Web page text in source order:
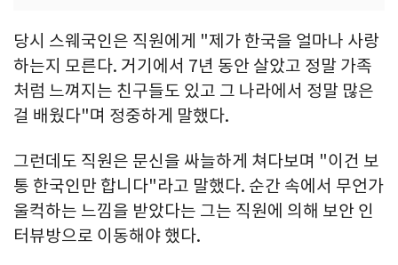
당시 스웨국인은 직원에게 "제가 한국을 얼마나 사랑
하는지 모른다. 거기에서 7년 동안 살았고 정말 가족
처럼 느껴지는 친구들도 있고 그 나라에서 정말 많은
걸 배웠다"며 정중하게 말했다.
그런데도 직원은 문신을 싸늘하게 쳐다보며 "이건 보
통 한국인만 합니다"라고 말했다. 순간 속에서 무언가
울컥하는 느낌을 받았다는 그는 직원에 의해 보안 인
터뷰방으로 이동해야 했다.